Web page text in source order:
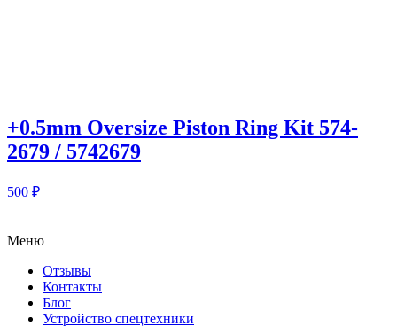
+0.5mm Oversize Piston Ring Kit 574-
2679 / 5742679
500 ₽
Меню
Отзывы
Контакты
Блог
Устройство спецтехники